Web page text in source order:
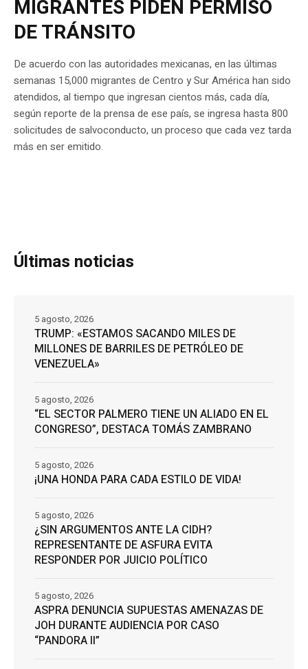
MIGRANTES PIDEN PERMISO
DE TRÁNSITO
De acuerdo con las autoridades mexicanas, en las últimas
semanas 15,000 migrantes de Centro y Sur América han sido
atendidos, al tiempo que ingresan cientos más, cada día,
según reporte de la prensa de ese país, se ingresa hasta 800
solicitudes de salvoconducto, un proceso que cada vez tarda
más en ser emitido.
Últimas noticias
TRUMP: «ESTAMOS SACANDO MILES DE
MILLONES DE BARRILES DE PETRÓLEO DE
VENEZUELA»
5 agosto, 2026
“EL SECTOR PALMERO TIENE UN ALIADO EN EL
CONGRESO”, DESTACA TOMÁS ZAMBRANO
5 agosto, 2026
¡UNA HONDA PARA CADA ESTILO DE VIDA!
5 agosto, 2026
¿SIN ARGUMENTOS ANTE LA CIDH?
REPRESENTANTE DE ASFURA EVITA
RESPONDER POR JUICIO POLÍTICO
5 agosto, 2026
ASPRA DENUNCIA SUPUESTAS AMENAZAS DE
JOH DURANTE AUDIENCIA POR CASO
“PANDORA II”
5 agosto, 2026